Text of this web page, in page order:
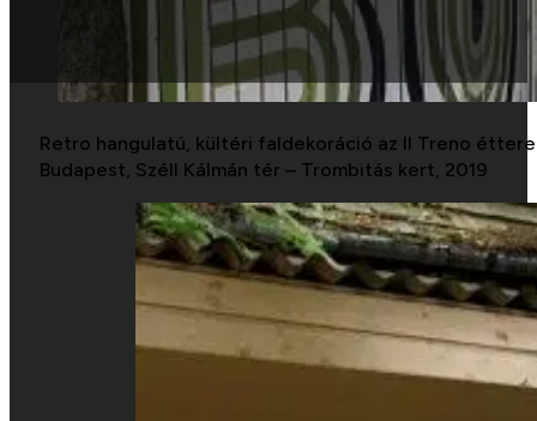
Retro hangulatú, kültéri faldekoráció az Il Treno
Budapest, Széll Kálmán tér – Trombitás kert, 2019